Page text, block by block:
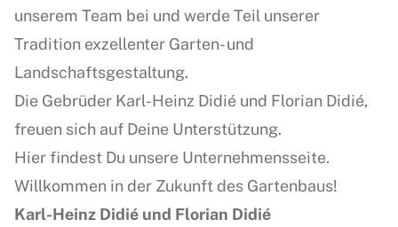
unserem Team bei und werde Teil unserer
Tradition exzellenter Garten- und
Landschaftsgestaltung.
Die Gebrüder Karl-Heinz Didié und Florian Didié,
freuen sich auf Deine Unterstützung.
Hier findest Du unsere Unternehmensseite.
Willkommen in der Zukunft des Gartenbaus!
Karl-Heinz Didié und Florian Didié